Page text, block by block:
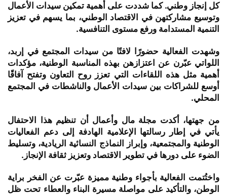
كل إنجاز وطني. كما شددت على أهمية تمكين سيدات الأعمال
وتوسيع مشاركتهن في الاقتصاد الوطني، بما يسهم في تعزيز
التنمية المستدامة ورفع مستوى التنافسية.
وشهدت الفعالية حضورًا لافتًا من سيدات المجتمع في إربد،
اللواتي عبّرن عن اعتزازهن بهذه المناسبة الوطنية، مؤكدات
أهمية مثل هذه اللقاءات التي تعزز روح التعاون وتفتح آفاقًا
أوسع للشراكات بين سيدات الأعمال والناشطات في المجتمع
المحلي.
من جهتها، أكدت مجلة مال وأعمال أن تنظيم هذا الاحتفال
يأتي في إطار رسالتها الإعلامية الهادفة إلى دعم الفعاليات
الوطنية والمجتمعية، وإبراز النماذج النسائية الريادية، وتسليط
الضوء على دورها في تطوير الاقتصاد وتعزيز ثقافة الإنجاز.
واختُتمت الفعالية بأجواء وطنية مميزة عبّرت عن الفخر براية
الوطن، والتأكيد على مواصلة مسيرة البناء والعطاء تحت ظل